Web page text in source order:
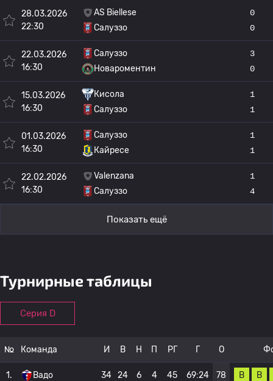
28.03.2026
22:30
AS Biellese
Салуззо
0
0
22.03.2026
16:30
Салуззо
Новароментин
3
0
15.03.2026
16:30
Кисола
Салуззо
1
1
01.03.2026
16:30
Салуззо
Кайресе
1
1
22.02.2026
16:30
Valenzana
Салуззо
1
4
Показать ещё
Турнирные таблицы
Серия D
№ Команда И В Н П РГ Г О
1. Вадо 34 24 6 4 45 69:24 78 В В